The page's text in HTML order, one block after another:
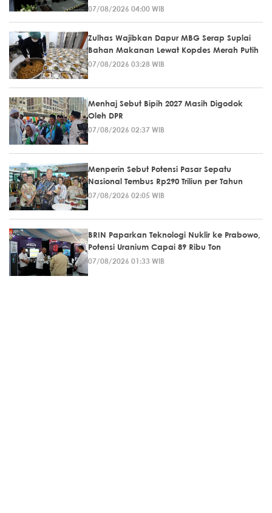
07/08/2026 04:00 WIB
Zulhas Wajibkan Dapur MBG Serap Suplai
Bahan Makanan Lewat Kopdes Merah Putih
07/08/2026 03:28 WIB
Menhaj Sebut Bipih 2027 Masih Digodok
Oleh DPR
07/08/2026 02:37 WIB
Menperin Sebut Potensi Pasar Sepatu
Nasional Tembus Rp290 Triliun per Tahun
07/08/2026 02:05 WIB
BRIN Paparkan Teknologi Nuklir ke Prabowo,
Potensi Uranium Capai 89 Ribu Ton
07/08/2026 01:33 WIB